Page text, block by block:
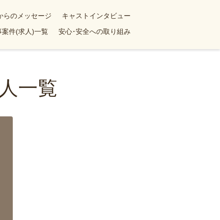
らのメッセージ
キャストインタビュー
案件(求人)一覧 安心･安全への取り組み
一覧